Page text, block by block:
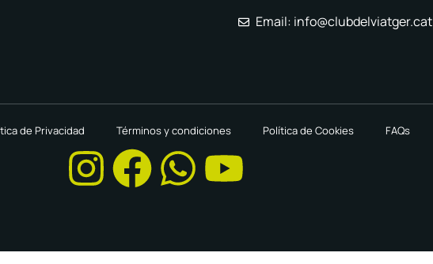
Email: info@clubdelviatger.cat
de Privacidad Términos y condiciones Política de Cookies FAQs